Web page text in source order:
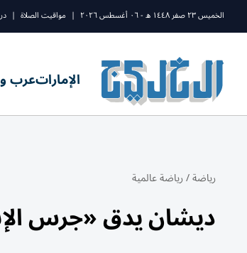
الخميس ٢٣ صفر ١٤٤٨ ه - ٠٦ أغسطس ٢٠٢٦ | مواقيت الصلاة |
الإماراتعرب
رياضة/رياضة عالمية
ديشان يدق «جرس